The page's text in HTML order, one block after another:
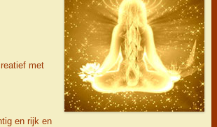
met
en rijk en